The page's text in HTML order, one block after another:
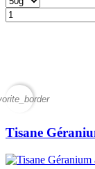
Tisane